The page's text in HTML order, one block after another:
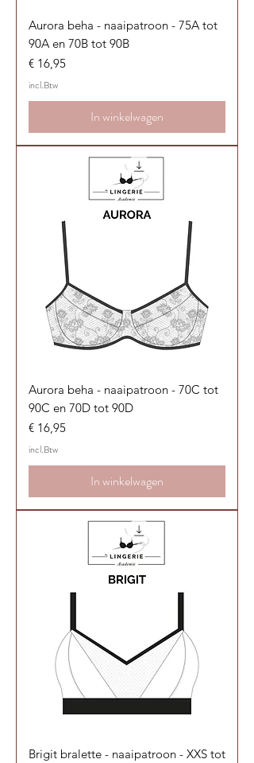
Aurora beha - naaipatroon - 75A tot
90A en 70B tot 90B
Prijs
€ 16,95
incl.Btw
In winkelwagen
Aurora beha - naaipatroon - 70C tot
90C en 70D tot 90D
Prijs
€ 16,95
incl.Btw
In winkelwagen
Brigit bralette - naaipatroon - XXS tot